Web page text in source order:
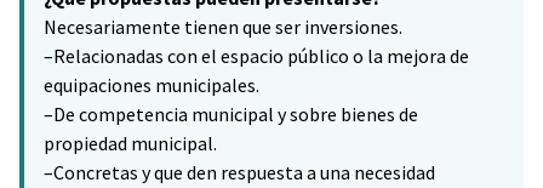
Necesariamente tienen que ser inversiones.
–Relacionadas con el espacio público o la mejora de
equipaciones municipales.
–De competencia municipal y sobre bienes de
propiedad municipal.
–Concretas y que den respuesta a una necesidad